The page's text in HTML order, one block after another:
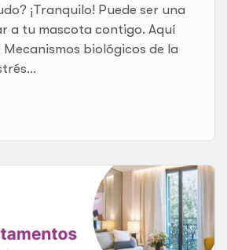
¡Tranquilo! Puede ser una
a tu mascota contigo. Aquí
biológicos de la